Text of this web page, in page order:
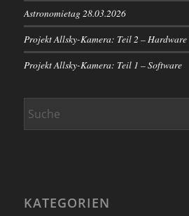
Astronomietag 28.03.2026
Projekt Allsky-Kamera: Teil 2 – Hardware
Projekt Allsky-Kamera: Teil 1 – Software
KATEGORIEN